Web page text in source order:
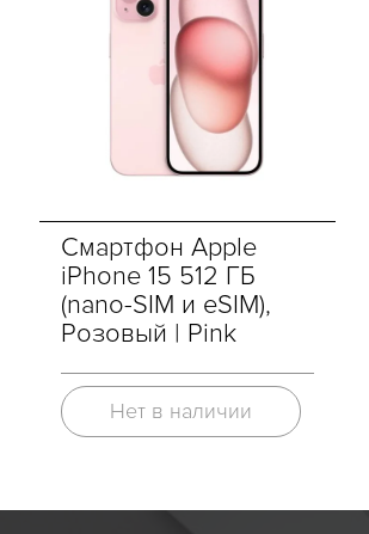
Смартфон Apple
iPhone 15 512 ГБ
(nano-SIM и eSIM),
Розовый | Pink
Нет в наличии